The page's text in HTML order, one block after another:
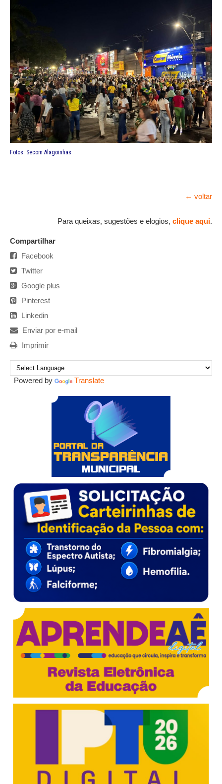
Fotos: Secom Alagoinhas
← voltar
Para queixas, sugestões e elogios, clique aqui.
Compartilhar
Facebook
Twitter
Google plus
Pinterest
Linkedin
Enviar por e-mail
Imprimir
Powered by Translate